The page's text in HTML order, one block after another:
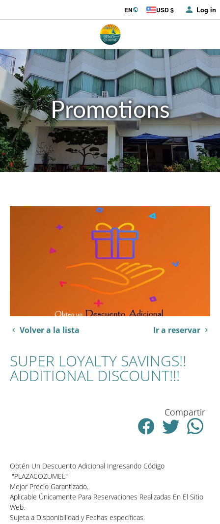
EN USD $ Log in
Promotions
Volver a la lista Ir a reservar
SUPER LOYALTY SAVINGS!!
ADDITIONAL DISCOUNT!!!
Compartir
Obtén Un Descuento Adicional Ingresando Código
"PLAZACOZUMEL"
Mejor Precio Garantizado.
Aplicable Únicamente Para Reservaciones Realizadas En El Sitio
Web.
Sujeta a Disponibilidad y Fechas específicas.